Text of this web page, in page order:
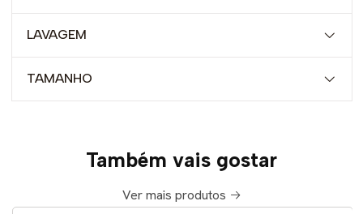
LAVAGEM
TAMANHO
Também vais gostar
Ver mais produtos